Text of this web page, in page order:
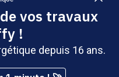
- Tous droits réservés
du groupe